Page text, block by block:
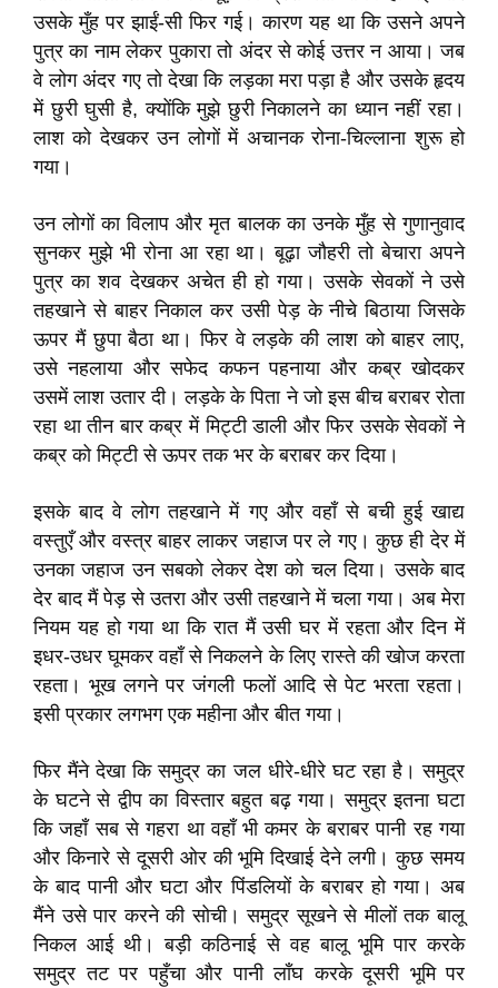
उसके मुँह पर झाईं-सी फिर गई। कारण यह था कि उसने अपने
पुत्र का नाम लेकर पुकारा तो अंदर से कोई उत्तर न आया। जब
वे लोग अंदर गए तो देखा कि लड़का मरा पड़ा है और उसके हृदय
में छुरी घुसी है, क्योंकि मुझे छुरी निकालने का ध्यान नहीं रहा।
लाश को देखकर उन लोगों में अचानक रोना-चिल्लाना शुरू हो
गया।
उन लोगों का विलाप और मृत बालक का उनके मुँह से गुणानुवाद
सुनकर मुझे भी रोना आ रहा था। बूढ़ा जौहरी तो बेचारा अपने
पुत्र का शव देखकर अचेत ही हो गया। उसके सेवकों ने उसे
तहखाने से बाहर निकाल कर उसी पेड़ के नीचे बिठाया जिसके
ऊपर मैं छुपा बैठा था। फिर वे लड़के की लाश को बाहर लाए,
उसे नहलाया और सफेद कफन पहनाया और कब्र खोदकर
उसमें लाश उतार दी। लड़के के पिता ने जो इस बीच बराबर रोता
रहा था तीन बार कब्र में मिट्टी डाली और फिर उसके सेवकों ने
कब्र को मिट्टी से ऊपर तक भर के बराबर कर दिया।
इसके बाद वे लोग तहखाने में गए और वहाँ से बची हुई खाद्य
वस्तुएँ और वस्त्र बाहर लाकर जहाज पर ले गए। कुछ ही देर में
उनका जहाज उन सबको लेकर देश को चल दिया। उसके बाद
देर बाद मैं पेड़ से उतरा और उसी तहखाने में चला गया। अब मेरा
नियम यह हो गया था कि रात मैं उसी घर में रहता और दिन में
इधर-उधर घूमकर वहाँ से निकलने के लिए रास्ते की खोज करता
रहता। भूख लगने पर जंगली फलों आदि से पेट भरता रहता।
इसी प्रकार लगभग एक महीना और बीत गया।
फिर मैंने देखा कि समुद्र का जल धीरे-धीरे घट रहा है। समुद्र
के घटने से द्वीप का विस्तार बहुत बढ़ गया। समुद्र इतना घटा
कि जहाँ सब से गहरा था वहाँ भी कमर के बराबर पानी रह गया
और किनारे से दूसरी ओर की भूमि दिखाई देने लगी। कुछ समय
के बाद पानी और घटा और पिंडलियों के बराबर हो गया। अब
मैंने उसे पार करने की सोची। समुद्र सूखने से मीलों तक बालू
निकल आई थी। बड़ी कठिनाई से वह बालू भूमि पार करके
समुद्र तट पर पहुँचा और पानी लाँघ करके दूसरी भूमि पर